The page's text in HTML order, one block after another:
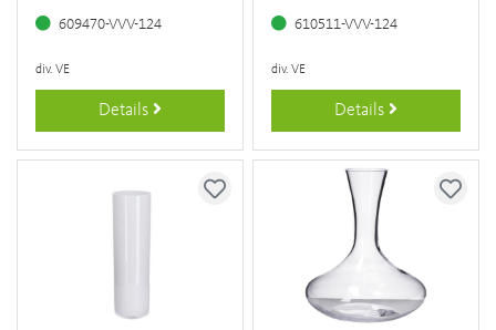
609470-VVV-124
div. VE
Details
610511-VVV-124
div. VE
Details